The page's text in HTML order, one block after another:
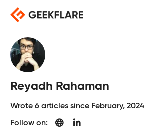
Skip
content
Reyadh Rahaman
Wrote 6 articles since February, 2024
Follow on: